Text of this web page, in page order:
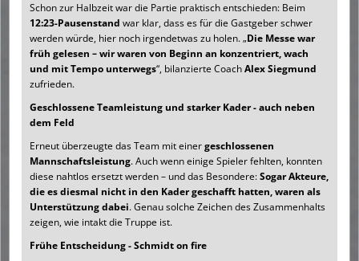
Schon zur Halbzeit war die Partie praktisch entschieden: Beim
12:23-Pausenstand war klar, dass es für die Gastgeber schwer
werden würde, hier noch irgendetwas zu holen. „Die Messe war
früh gelesen – wir waren von Beginn an konzentriert, wach
und mit Tempo unterwegs“, bilanzierte CoachAlex Siegmund
zufrieden.
Geschlossene Teamleistung und starker Kader - auch neben
dem Feld
Erneut überzeugte das Team mit einergeschlossenen
Mannschaftsleistung. Auch wenn einige Spieler fehlten, konnten
diese nahtlos ersetzt werden – und das Besondere:Sogar Akteure,
die es diesmal nicht in den Kader geschafft hatten, waren als
Unterstützung dabei. Genau solche Zeichen des Zusammenhalts
zeigen, wie intakt die Truppe ist.
Frühe Entscheidung - Schmidt on fire